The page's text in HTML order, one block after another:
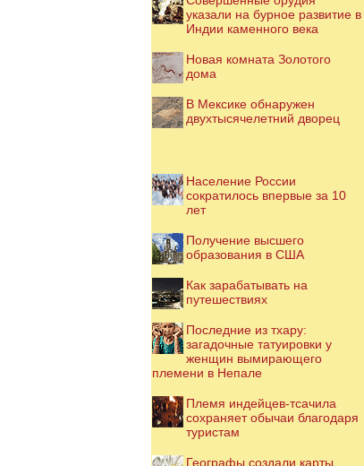
указали на бурное развитие в
Индии каменного века
Новая комната Золотого
дома
В Мексике обнаружен
двухтысячелетний дворец
Население России
сократилось впервые за 10
лет
Получение высшего
образования в США
Как зарабатывать на
путешествиях
Последние из тхару:
загадочные татуировки у
женщин вымирающего
племени в Непале
Племя индейцев-тсачила
сохраняет обычаи благодаря
туристам
Географы создали карты,